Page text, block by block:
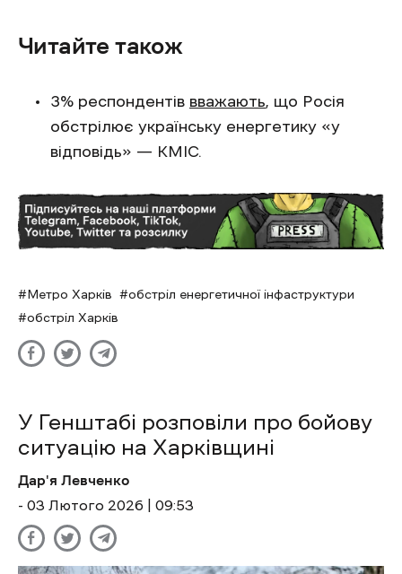
Читайте також
3% респондентів вважають, що Росія
обстрілює українську енергетику «у
відповідь» — КМІС.
Метро Харків
обстріл енергетичної інфаструктури
обстріл Харків
У Генштабі розповіли про бойову
ситуацію на Харківщині
Дар'я Левченко
- 03 Лютого 2026 | 09:53